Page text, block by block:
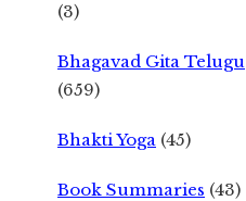
(3)
Bhagavad Gita Telugu
(659)
Bhakti Yoga (45)
Book Summaries (43)